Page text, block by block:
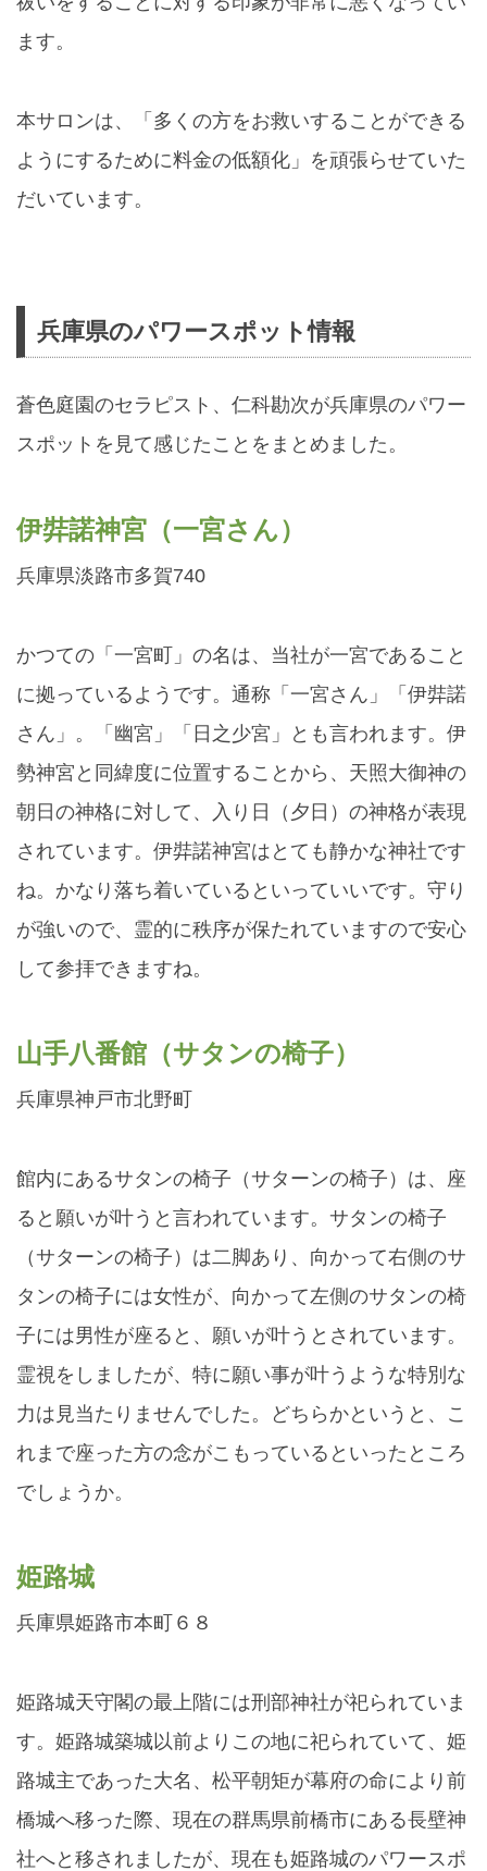
ます。
本サロンは、「多くの方をお救いすることができる
ようにするために料金の低額化」を頑張らせていた
だいています。
兵庫県のパワースポット情報
蒼色庭園のセラピスト、仁科勘次が兵庫県のパワー
スポットを見て感じたことをまとめました。
伊弉諾神宮（一宮さん）
兵庫県淡路市多賀740
かつての「一宮町」の名は、当社が一宮であること
に拠っているようです。通称「一宮さん」「伊弉諾
さん」。「幽宮」「日之少宮」とも言われます。伊
勢神宮と同緯度に位置することから、天照大御神の
朝日の神格に対して、入り日（夕日）の神格が表現
されています。伊弉諾神宮はとても静かな神社です
ね。かなり落ち着いているといっていいです。守り
が強いので、霊的に秩序が保たれていますので安心
して参拝できますね。
山手八番館（サタンの椅子）
兵庫県神戸市北野町
館内にあるサタンの椅子（サターンの椅子）は、座
ると願いが叶うと言われています。サタンの椅子
（サターンの椅子）は二脚あり、向かって右側のサ
タンの椅子には女性が、向かって左側のサタンの椅
子には男性が座ると、願いが叶うとされています。
霊視をしましたが、特に願い事が叶うような特別な
力は見当たりませんでした。どちらかというと、こ
れまで座った方の念がこもっているといったところ
でしょうか。
姫路城
兵庫県姫路市本町６８
姫路城天守閣の最上階には刑部神社が祀られていま
す。姫路城築城以前よりこの地に祀られていて、姫
路城主であった大名、松平朝矩が幕府の命により前
橋城へ移った際、現在の群馬県前橋市にある長壁神
社へと移されましたが、現在も姫路城のパワースポ